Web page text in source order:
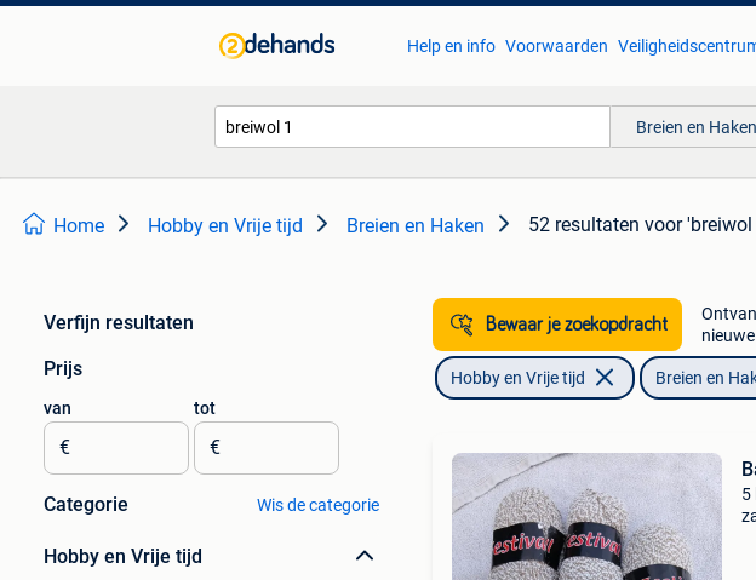
Help en info Voorwaarden
Breien en Haken
Home Hobby en Vrije tijd Breien en Haken 52 resultaten voor 'breiwol
Verfijn resultaten
Prijs
van
€
tot
€
Categorie Wis de categorie
Hobby en Vrije tijd
Bewaar je zoekopdracht
Hobby en Vrije tijd Breien en
5